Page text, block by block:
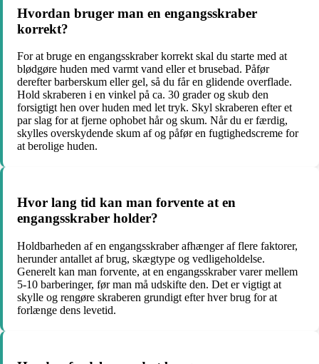
Hvordan bruger man en engangsskraber
korrekt?
For at bruge en engangsskraber korrekt skal du starte med at
blødgøre huden med varmt vand eller et brusebad. Påfør
derefter barberskum eller gel, så du får en glidende overflade.
Hold skraberen i en vinkel på ca. 30 grader og skub den
forsigtigt hen over huden med let tryk. Skyl skraberen efter et
par slag for at fjerne ophobet hår og skum. Når du er færdig,
skylles overskydende skum af og påfør en fugtighedscreme for
at berolige huden.
Hvor lang tid kan man forvente at en
engangsskraber holder?
Holdbarheden af en engangsskraber afhænger af flere faktorer,
herunder antallet af brug, skægtype og vedligeholdelse.
Generelt kan man forvente, at en engangsskraber varer mellem
5-10 barberinger, før man må udskifte den. Det er vigtigt at
skylle og rengøre skraberen grundigt efter hver brug for at
forlænge dens levetid.